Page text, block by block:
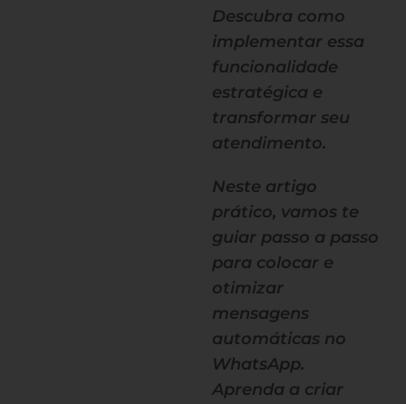
Descubra como
implementar essa
funcionalidade
estratégica e
transformar seu
atendimento.
Neste artigo
prático, vamos te
guiar passo a passo
para colocar e
otimizar
mensagens
automáticas no
WhatsApp.
Aprenda a criar